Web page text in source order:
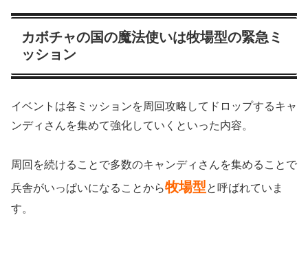
カボチャの国の魔法使いは牧場型の緊急ミ
ッション
イベントは各ミッションを周回攻略してドロップするキャ
ンディさんを集めて強化していくといった内容。
周回を続けることで多数のキャンディさんを集めることで
兵舎がいっぱいになることから牧場型と呼ばれていま
す。